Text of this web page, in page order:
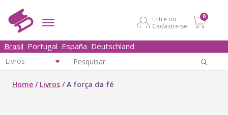
Entre ou
Cadastre-se
0
Brasil Portugal España Deutschland
Home / Livros /A força da fé